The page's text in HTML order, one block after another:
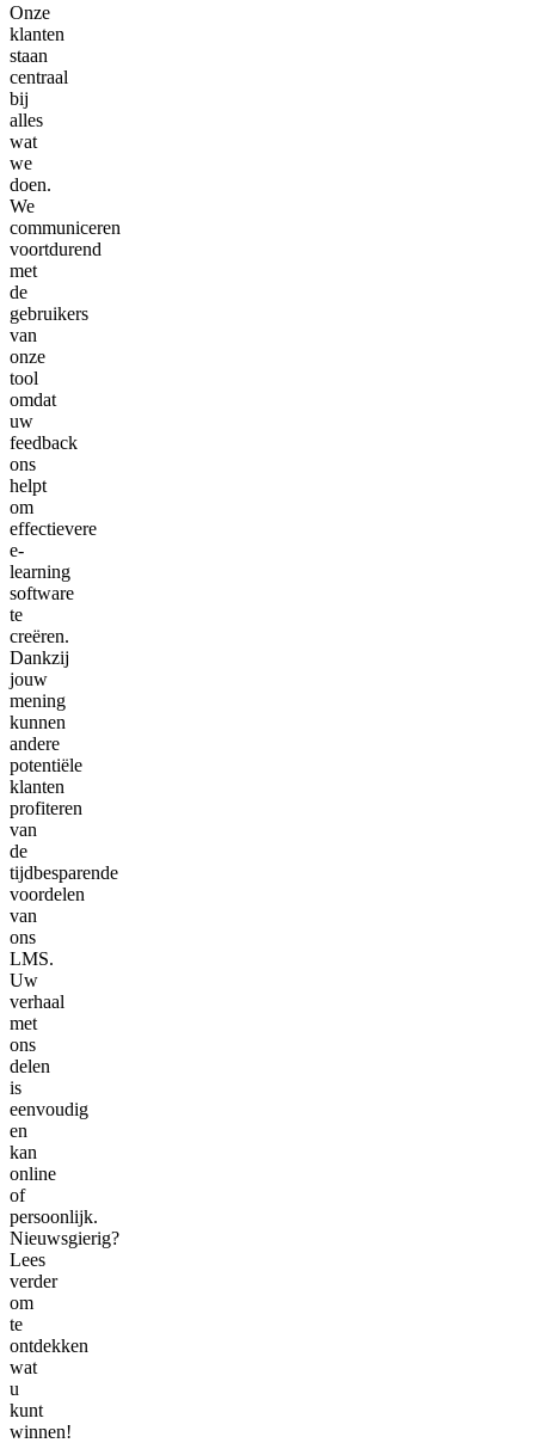
Onze
klanten
staan
centraal
bij
alles
wat
we
doen.
We
communiceren
voortdurend
met
de
gebruikers
van
onze
tool
omdat
uw
feedback
ons
helpt
om
effectievere
e-
learning
software
te
creëren.
Dankzij
jouw
mening
kunnen
andere
potentiële
klanten
profiteren
van
de
tijdbesparende
voordelen
van
ons
LMS.
Uw
verhaal
met
ons
delen
is
eenvoudig
en
kan
online
of
persoonlijk.
Nieuwsgierig?
Lees
verder
om
te
ontdekken
wat
u
kunt
winnen!